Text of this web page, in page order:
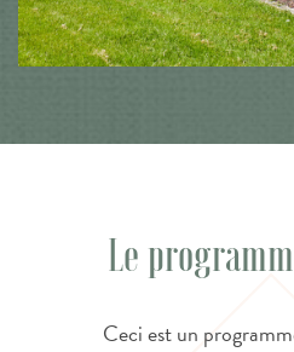
Le
Ceci est un